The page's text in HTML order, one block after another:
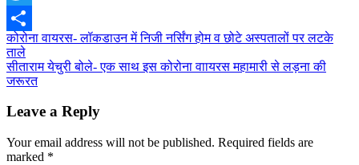
Twitter
Share
Post
navigation
कोरोना वायरस- लॉकडाउन में निजी नर्सिंग होम व छोटे अस्पतालों पर लटके
ताले
सीताराम येचुरी बोले- एक साथ इस कोरोना वाायरस महामारी से लड़ना की
जरूरत
Leave a Reply
Your email address will not be published. Required fields are
marked *